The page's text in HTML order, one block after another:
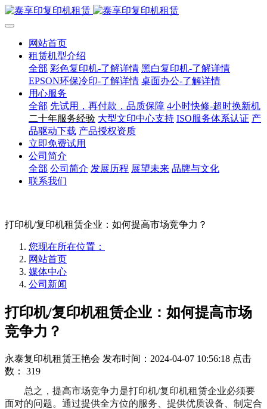
网站首页
租赁机型介绍
全部 彩色复印机-了解详情 黑白复印机-了解详情
EPSON环保冷印-了解详情 桌面办公-了解详情
用心服务
全部 先试用，再付款，品质保障 4小时快修-超时换新机
二十年服务经验 大型文印中心支持 ISO服务体系认证 产
品驱动下载 产品授权资质
立即免费试用
公司简介
全部 公司简介 发展历程 展望未来 品牌与文化
联系我们
打印机/复印机租赁企业：如何提高市场竞争力？
您现在所在位置：
网站首页
媒体中心
公司新闻
打印机/复印机租赁企业：如何提高市场
竞争力？
永泰复印机租赁王艳会 发布时间：2024-04-07 10:56:18 点击
数： 319
总之，提高市场竞争力是打印机/复印机租赁企业必须要
面对的问题。通过提供全方位的服务、提供优质设备、制定合